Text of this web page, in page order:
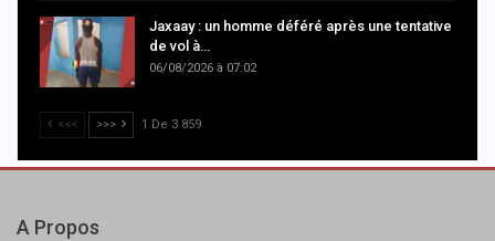
Jaxaay : un homme déféré après une tentative
de vol à…
06/08/2026 à 07:02
<<< >>> 1 De 3 859
A Propos